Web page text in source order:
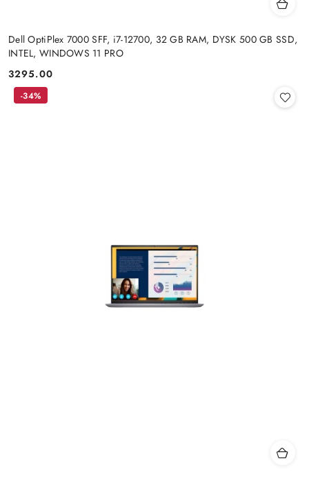
Dell OptiPlex 7000 SFF, i7-12700, 32 GB RAM, DYSK 500 GB SSD,
INTEL, WINDOWS 11 PRO
Cena:
3295.00
-34%